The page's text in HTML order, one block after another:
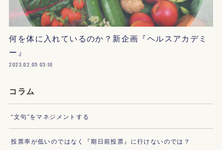
何を体に入れているのか？新企画『ヘルスアカデミ
ー』
2023.02.05 03:10
コラム
“文句”をマネジメントする
投票率が低いのではなく『期日前投票』に行けないのでは？